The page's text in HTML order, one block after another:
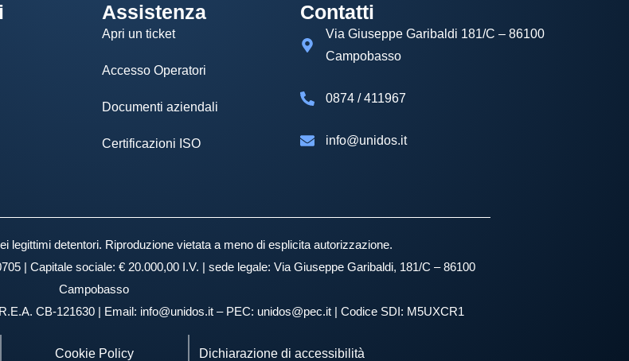
Assistenza
Apri un ticket
Accesso Operatori
Documenti aziendali
Certificazioni ISO
Contatti
Via Giuseppe Garibaldi 181/C – 86100
Campobasso
0874 / 411967
info@unidos.it
legittimi detentori. Riproduzione vietata a meno di esplicita autorizzazione.
| Capitale sociale: € 20.000,00 I.V. | sede legale: Via Giuseppe Garibaldi, 181/C – 86100
Campobasso
CB-121630 | Email: info@unidos.it – PEC: unidos@pec.it | Codice SDI: M5UXCR1
Cookie Policy Dichiarazione di accessibilità